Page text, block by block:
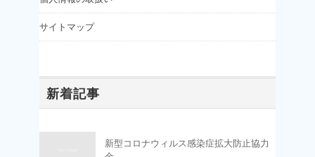
サイトマップ
新着記事
新型コロナウィルス感染症拡大防止協力